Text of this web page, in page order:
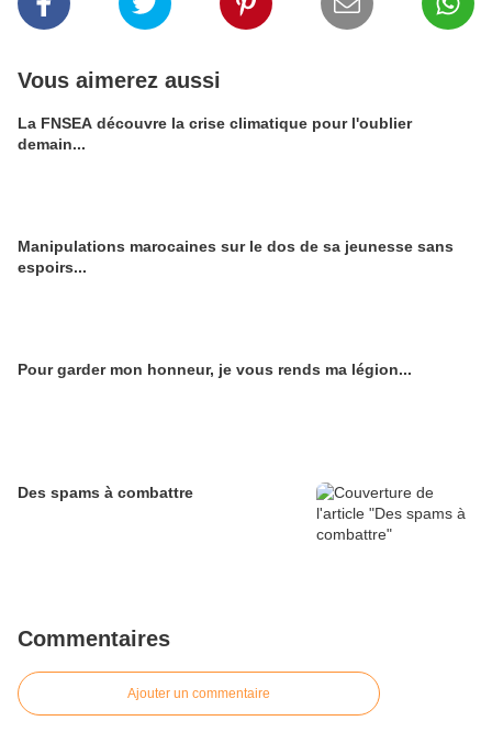
Vous aimerez aussi
La FNSEA découvre la crise climatique pour l'oublier
demain...
Manipulations marocaines sur le dos de sa jeunesse sans
espoirs...
Pour garder mon honneur, je vous rends ma légion...
Des spams à combattre
Commentaires
Ajouter un commentaire